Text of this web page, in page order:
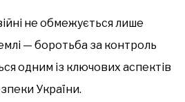
не обмежується лише
— боротьба за контроль
одним із ключових аспектів
України.